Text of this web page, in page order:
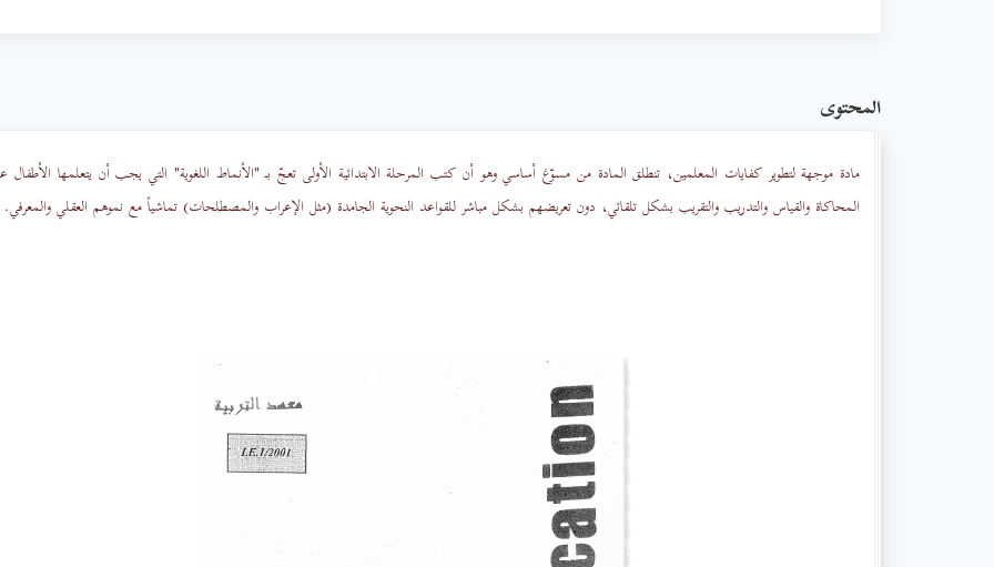
المحتوى
مادة موجهة لتطوير كفايات المعلمين، تنطلق المادة من مسوّغ أساسي وهو أن كتب المرحلة الابتدائية الأولى تعجّ بـ "الأنماط اللغوية" التي يجب أن يتعلمها الأطفال
المحاكاة والقياس والتدريب والتقريب بشكل تلقائي، دون تعريضهم بشكل مباشر للقواعد النحوية الجامدة (مثل الإعراب والمصطلحات) تماشياً مع نموهم العقلي والمعرفي.